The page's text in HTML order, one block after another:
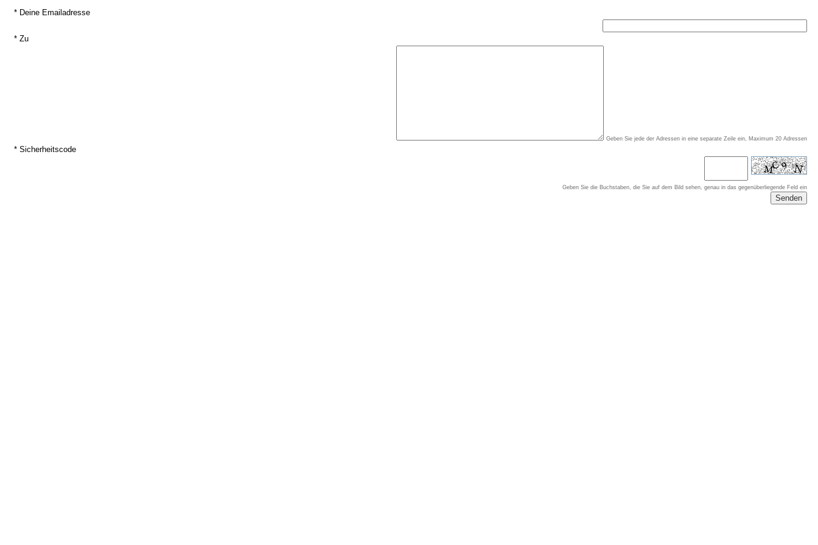
* Deine Emailadresse
* Zu
Geben Sie jede der Adressen in eine separate Zeile ein, Maximum 20 Adressen
* Sicherheitscode
Geben Sie die Buchstaben, die Sie auf dem Bild sehen, genau in das gegenüberliegende Feld ein